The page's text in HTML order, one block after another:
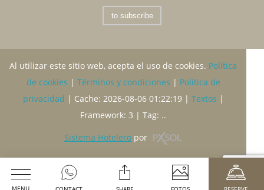
to subscribe
Al utilizar este sitio web, acepta el uso de cookies. Política
de cookies | Términos y condiciones | Política de
privacidad | Cache: 2026-08-06 01:22:19 | Textos |
Framework: 3 | Tag: ..
Sistema Hotelero por
MENU